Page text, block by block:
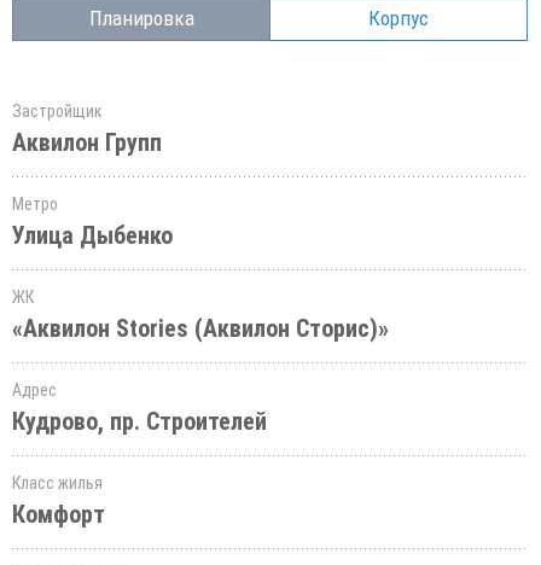
Планировка Корпус
Застройщик
Аквилон Групп
Метро
Улица Дыбенко
ЖК
«Аквилон Stories (Аквилон Сторис)»
Адрес
Кудрово, пр. Строителей
Класс жилья
Комфорт